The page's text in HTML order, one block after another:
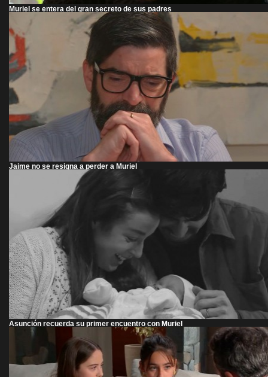
Muriel se entera del gran secreto de sus padres
Jaime no se resigna a perder a Muriel
Asunción recuerda su primer encuentro con Muriel